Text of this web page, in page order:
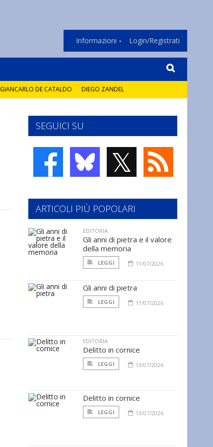
Informazioni Login/Registrati
GIANCARLO DE CATALDO DIEGO ZANDEL
SEGUICI SU
𝕏
ARTICOLI PIÙ POPOLARI
EDITORIA
Gli anni di pietra e il valore
della memoria
LEGGI 11/07/2026
Gli anni di pietra
LEGGI 11/07/2026
EDITORIA
Delitto in cornice
LEGGI 13/07/2026
Delitto in cornice
LEGGI 13/07/2026